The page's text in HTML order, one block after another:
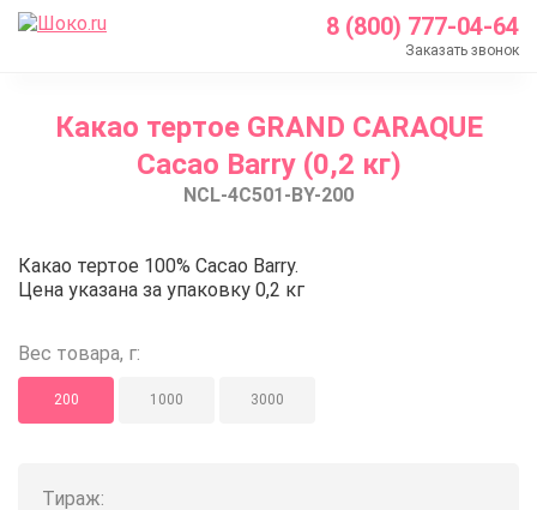
8 (800) 777-04-64
Заказать звонок
Каталог
Шоколад Barry Callebaut
Какао продукты
Какао тертое GRAND CARAQUE
Cacao Barry (0,2 кг)
NCL-4C501-BY-200
Какао тертое GRAND CARAQUE
Какао тертое 100% Cacao Barry.
Цена указана за упаковку 0,2 кг
Вес товара, г:
200 1000 3000
Тираж: